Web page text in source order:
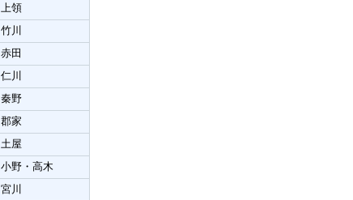
上領
竹川
赤田
仁川
秦野
郡家
土屋
小野・高木
宮川